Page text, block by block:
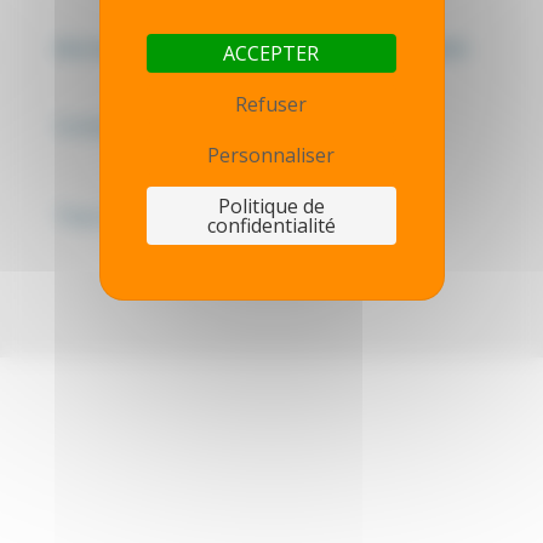
Mentions légales - Politique de confidentialité
ACCEPTER
Refuser
Personnaliser
Politique de
confidentialité